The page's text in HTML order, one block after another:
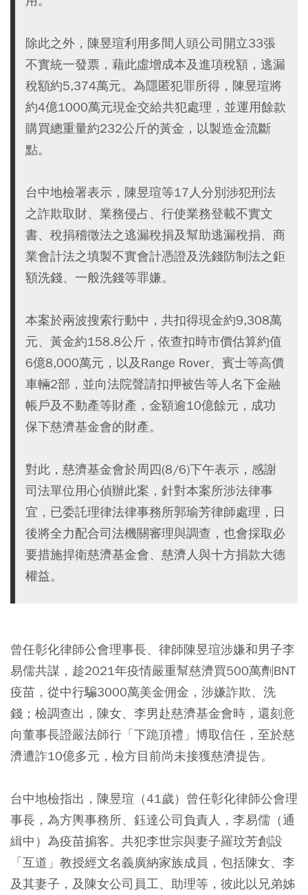
除此之外，陳昱瑄利用多間人頭公司開立33張
不實統一發票，藉此虛增成本及進項稅額，逃漏
稅額約5,374萬元。為隱匿犯罪所得，陳昱瑄將
約4億1000萬元現金交給共犯處理，並運用餘款
購買總重量約232公斤的黃金，以製造金流斷
點。
台中地檢署表示，陳昱瑄等17人分別涉犯刑法
之詐欺取財、業務侵占、行使業務登載不實文
書、稅捐稽徵法之逃漏稅捐及幫助逃漏稅捐、商
業會計法之填製不實會計憑證及洗錢防制法之鉅
額洗錢、一般洗錢等罪嫌。
本案於兩波搜索行動中，共扣得現金約9,308萬
元、黃金約158.8公斤，依查扣時市價估算約值
6億8,000萬元，以及Range Rover、賓士等高價
車輛2部，並向法院聲請扣押被告等人名下金融
帳戶及不動產等財產，金額逾10億餘元，成功
保下慈濟基金會的財產。
對此，慈濟基金會於周四(8/6)下午表示，感謝
司法單位用心偵辦此案，針對本案所涉法律事
宜，已委託理律法律事務所郭瑜芳律師處理，日
後將全力配合司法機關審理與調查，也會採取必
要措施捍衛慈濟基金會、慈濟人與十方捐款大德
權益。
曾任彰化律師公會理事長、律師陳昱瑄涉嫌和男子李
易儒共謀，趁2021年疫情嚴重幫慈濟買500萬劑BNT
疫苗，從中行騙3000萬美金佣金，涉嫌詐欺、洗
錢；檢調查出，陳女、李男赴慈濟基金會時，還刻意
向董事長證嚴法師行「下跪頂禮」博取信任，至於慈
濟遭詐10億多元，檢方目前尚未接獲慈濟提告。
台中地檢指出，陳昱瑄（41歲）曾任彰化律師公會理
事長，為方輿事務所、鈺達公司負責人，李易儒（通
緝中）為疫苗掮客。共犯李世宗與妻子羅玟芳創設
「互道」教授經文名義廣納家族成員，包括陳女、李
及其妻子，及陳女公司員工、助理等，彼此以兄弟姊